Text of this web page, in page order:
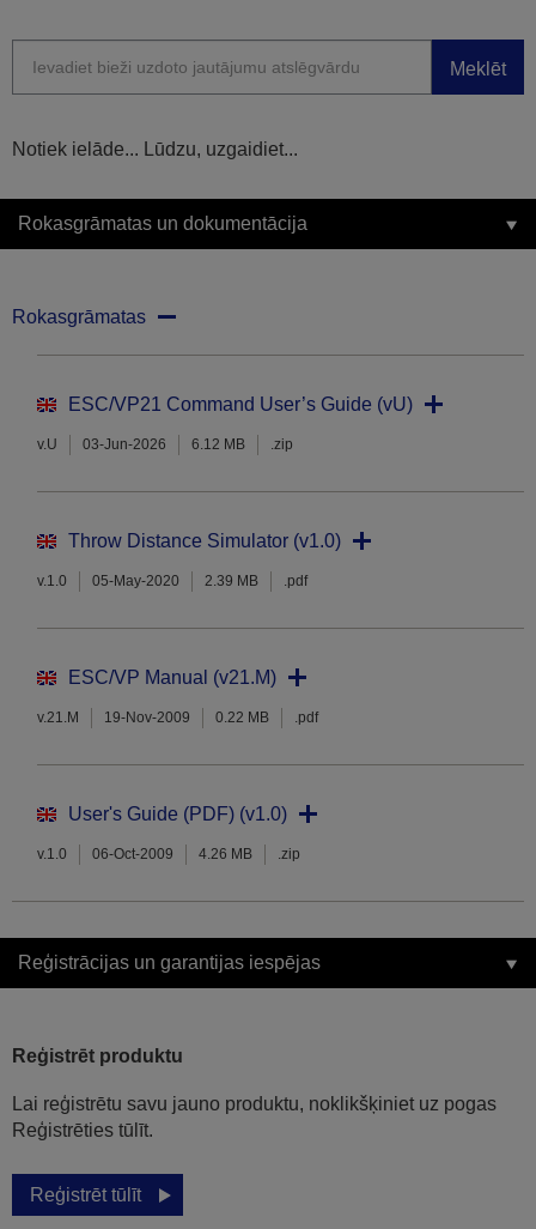
Meklēt
Notiek ielāde... Lūdzu, uzgaidiet...
Rokasgrāmatas un dokumentācija
Rokasgrāmatas
ESC/VP21 Command User’s Guide (vU)
v.U 03-Jun-2026 6.12 MB .zip
Throw Distance Simulator (v1.0)
v.1.0 05-May-2020 2.39 MB .pdf
ESC/VP Manual (v21.M)
v.21.M 19-Nov-2009 0.22 MB .pdf
User's Guide (PDF) (v1.0)
v.1.0 06-Oct-2009 4.26 MB .zip
Reģistrācijas un garantijas iespējas
Reģistrēt produktu
Lai reģistrētu savu jauno produktu, noklikšķiniet uz pogas
Reģistrēties tūlīt.
Reģistrēt tūlīt